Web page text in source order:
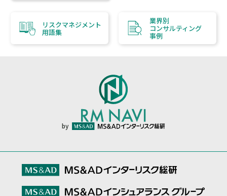
リスクマネジメント
用語集
業界別
コンサルティング
事例
by